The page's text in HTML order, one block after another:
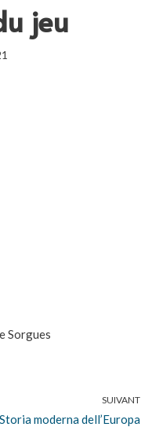
jeu
Sorgues
SUIVANT
Storia moderna dell’Europa